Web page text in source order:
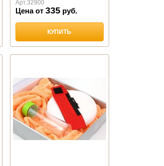
Арт.32900
Цена от 335руб.
КУПИТЬ